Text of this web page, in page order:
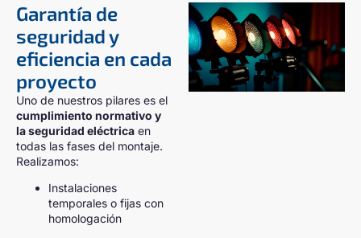
Garantía de
seguridad y
eficiencia en cada
proyecto
Uno de nuestros pilares es el
cumplimiento normativo y
la seguridad eléctrica en
todas las fases del montaje.
Realizamos:
Instalaciones
temporales o fijas con
homologación